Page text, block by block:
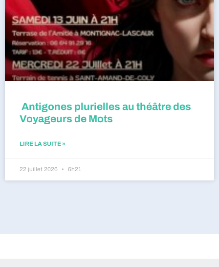
Antigones plurielles au théâtre des
Voyageurs de Mots
LIRE LA SUITE »
22 juillet 2026 6h21